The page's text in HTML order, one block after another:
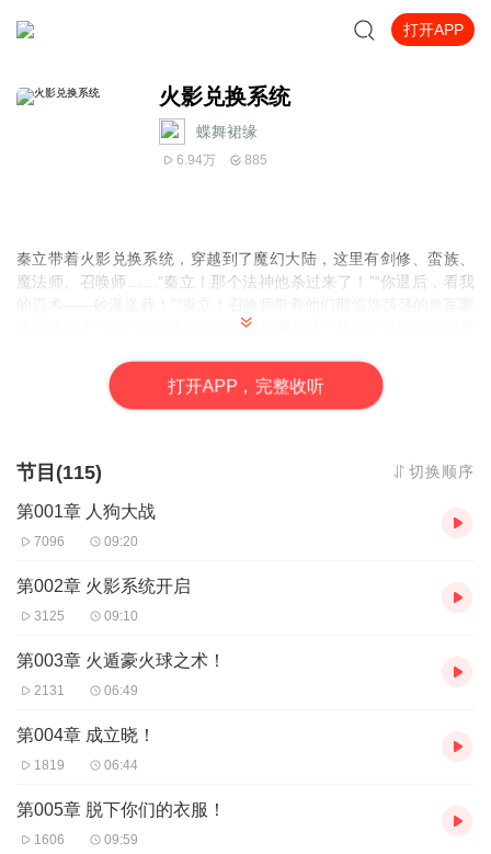
打开APP
火影兑换系统
蝶舞裙缘
6.94万 885
秦立带着火影兑换系统，穿越到了魔幻大陆，这里有剑修、蛮族、
魔法师、召唤师……“秦立！那个法神他杀过来了！”“你退后，看我
来灭我们！”“哼！我的尾兽们也不是吃素的！”“秦立！蛮族之王说要
物，要替天行道！”“喂！都这时候了，你挖这些上古魔神的坟墓干
啥！”“嘿嘿……秽土转生，你不懂。”……
打开APP，完整收听
节目(115) 切换顺序
第001章 人狗大战
7096 09:20
第002章 火影系统开启
3125 09:10
第003章 火遁豪火球之术！
2131 06:49
第004章 成立晓！
1819 06:44
第005章 脱下你们的衣服！
1606 09:59